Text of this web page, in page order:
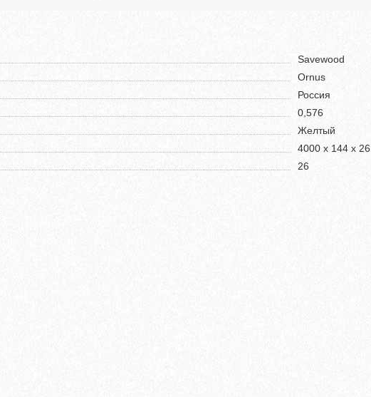
Savewood
Ornus
Россия
0,576
Желтый
4000 x 144 x 26
26